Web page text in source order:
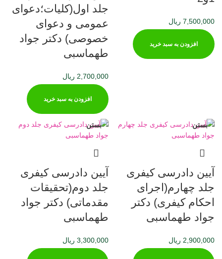
7,500,000 ریال
افزودن به سبد خرید
جلد اول(کلیات؛دعوای
عمومی و دعوای
خصوصی) دکتر جواد
طهماسبی
2,700,000 ریال
افزودن به سبد خرید
بستن
آیین دادرسی کیفری
جلد چهارم(اجرای
احکام کیفری) دکتر
جواد طهماسبی
2,900,000 ریال
بستن
آیین دادرسی کیفری
جلد دوم(تحقیقات
مقدماتی) دکتر جواد
طهماسبی
3,300,000 ریال